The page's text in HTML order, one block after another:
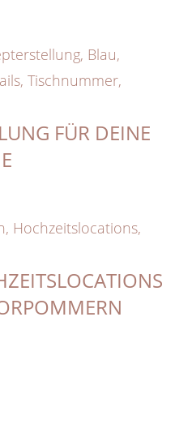
FÜR DEINE
I